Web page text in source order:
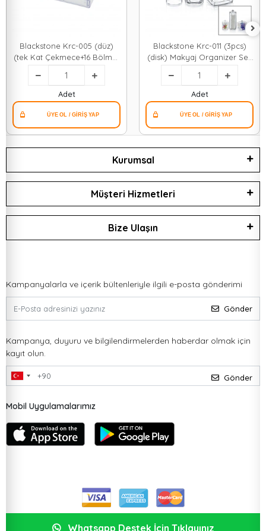
Blackstone Krc-005 (düz)
(tek Kat Çekmece+16 Bölme)
Makyaj & Takı Organizeri
(mika Kristal Plastik)
(23.3x13.5x11.5cm)*12
Adet
Blackstone Krc-011 (3pcs)
(disk) Makyaj Organizer Seti
(mika Kristal Pls.) (kulak
Çubuk Pamuklu & Makyaj
Pamuk & Mendil)*24
Adet
Kurumsal
Müşteri Hizmetleri
Bize Ulaşın
Kampanyalarla ve içerik bültenleriyle ilgili e-posta gönderimi
Gönder
Kampanya, duyuru ve bilgilendirmelerden haberdar olmak için
kayıt olun.
Gönder
Mobil Uygulamalarımız
Whatsapp Destek İçin Tıklayınız